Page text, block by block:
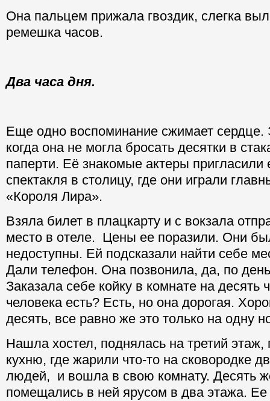
Она пальцем прижала гвоздик, слегка
ремешка часов.
Два часа дня.
Еще одно воспоминание сжимает сердце.
когда она не могла бросать десятки в
паперти. Её знакомые актеры пригласили
спектакля в столицу, где они играли
«Короля Лира».
Взяла билет в плацкарту и с вокзала
место в отеле. Цены ее поразили. Они
недоступны. Ей подсказали найти себе
Дали телефон. Она позвонила, да, по
Заказала себе койку в комнате на десять
человека есть? Есть, но она дорогая.
десять, все равно же это только на одну
Нашла хостел, поднялась на третий
кухню, где жарили что-то на сковородке
людей, и вошла в свою комнату. Десять
помещались в ней ярусом в два этажа.